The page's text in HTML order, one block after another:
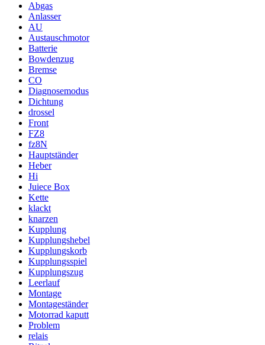
Abgas
Anlasser
AU
Austauschmotor
Batterie
Bowdenzug
Bremse
CO
Diagnosemodus
Dichtung
drossel
Front
FZ8
fz8N
Hauptständer
Heber
Hi
Juiece Box
Kette
klackt
knarzen
Kupplung
Kupplungshebel
Kupplungskorb
Kupplungsspiel
Kupplungszug
Leerlauf
Montage
Montageständer
Motorrad kaputt
Problem
relais